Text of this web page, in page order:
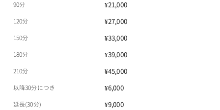
90分 ¥21,000
120分 ¥27,000
150分 ¥33,000
180分 ¥39,000
210分 ¥45,000
以降30分につき ¥6,000
延長(30分) ¥9,000